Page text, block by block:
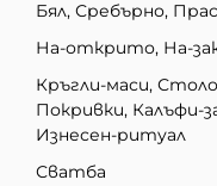
Бял, Сребърно,
На-открито, На-
Кръгли-маси,
Покривки, Калъфи-
Изнесен-ритуал
Сватба